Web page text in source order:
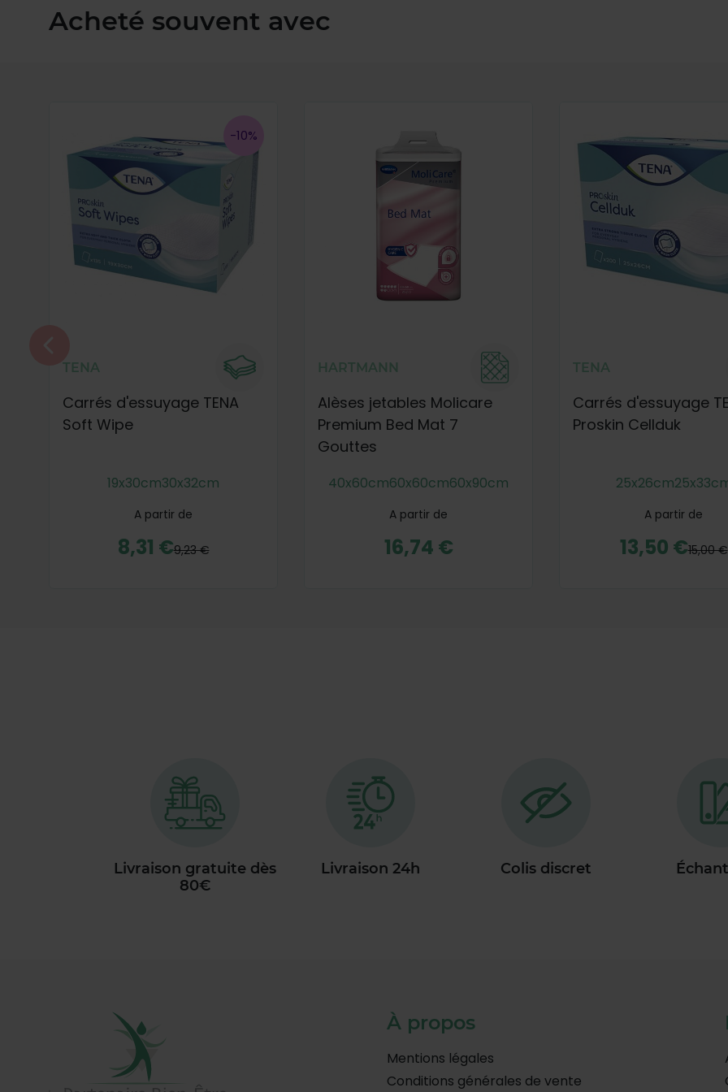
Acheté souvent avec
-10%
TENA
Carrés d'essuyage TENA
Soft Wipe
19x30cm30x32cm
A partir de
8,31 €9,23 €
HARTMANN
Alèses jetables Molicare
Premium Bed Mat 7
Gouttes
40x60cm60x60cm60x90cm
A partir de
16,74 €
TENA
Carrés d'essuyage
Proskin Cellduk
25x26cm
A partir de
13,50 €15,00 €
Livraison gratuite dès
80€
Livraison 24h Colis discret
À propos
Mentions légales
Conditions générales de vente